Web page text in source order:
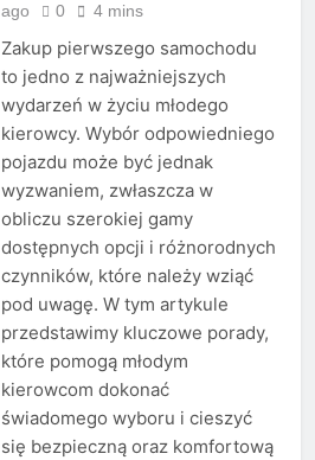
ago
0 4 mins
Zakup pierwszego samochodu
to jedno z najważniejszych
wydarzeń w życiu młodego
kierowcy. Wybór odpowiedniego
pojazdu może być jednak
wyzwaniem, zwłaszcza w
obliczu szerokiej gamy
dostępnych opcji i różnorodnych
czynników, które należy wziąć
pod uwagę. W tym artykule
przedstawimy kluczowe porady,
które pomogą młodym
kierowcom dokonać
świadomego wyboru i cieszyć
się bezpieczną oraz komfortową